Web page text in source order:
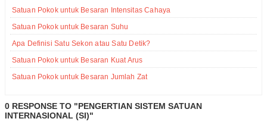
Satuan Pokok untuk Besaran Intensitas Cahaya
Satuan Pokok untuk Besaran Suhu
Apa Definisi Satu Sekon atau Satu Detik?
Satuan Pokok untuk Besaran Kuat Arus
Satuan Pokok untuk Besaran Jumlah Zat
0 RESPONSE TO "PENGERTIAN SISTEM SATUAN
INTERNASIONAL (SI)"